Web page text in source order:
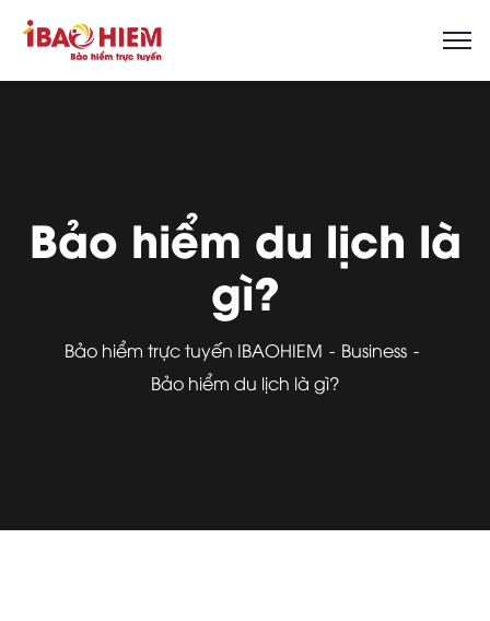
Bảo hiểm du lịch là
gì?
Bảo hiểm trực tuyến IBAOHIEM
Business
Bảo hiểm du lịch là gì?